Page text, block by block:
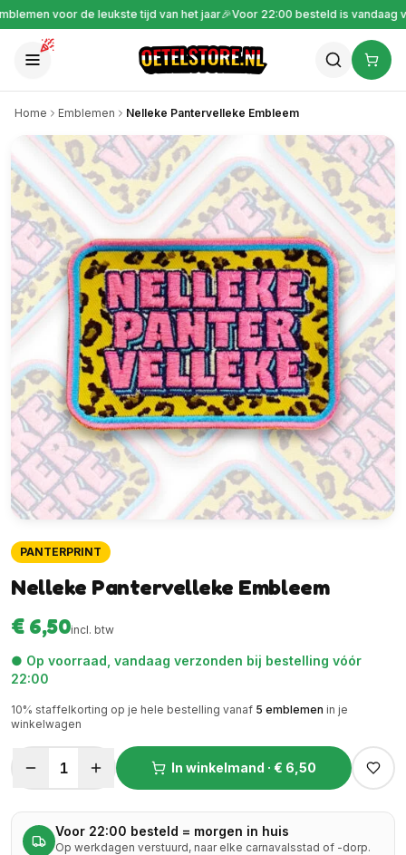
verzending vanaf €30🎉 Emblemen voor de leukste tijd van het jaar🎉
Home Emblemen Nelleke Pantervelleke Embleem
PANTERPRINT
Nelleke Pantervelleke Embleem
€ 6,50incl. btw
● Op voorraad, vandaag verzonden bij bestelling vóór
22:00
10% staffelkorting op je hele bestelling vanaf 5 emblemen in je
winkelwagen
1 In winkelmand · € 6,50
Voor 22:00 besteld = morgen in huis
Op werkdagen verstuurd, naar elke carnavalsstad of -dorp.